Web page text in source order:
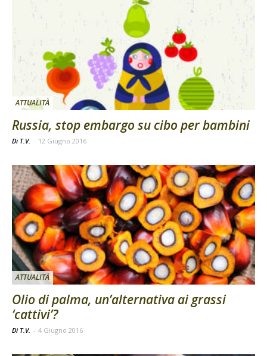
ATTUALITÀ
Russia, stop embargo su cibo per bambini
Di T.V. - 12 Giugno 2016
ATTUALITÀ
Olio di palma, un’alternativa ai grassi
‘cattivi’?
Di T.V. - 4 Giugno 2016